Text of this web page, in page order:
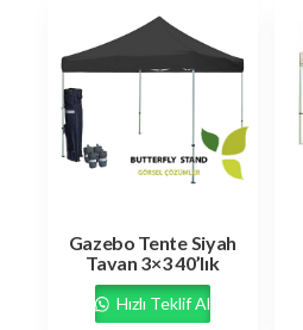
Gazebo Tente Siyah
Tavan 3×3 40’lık
Hızlı Teklif Al